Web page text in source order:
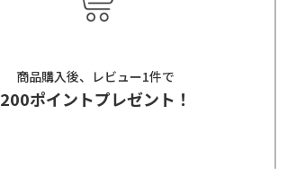
商品購入後、レビュー1件で
200ポイントプレゼント！